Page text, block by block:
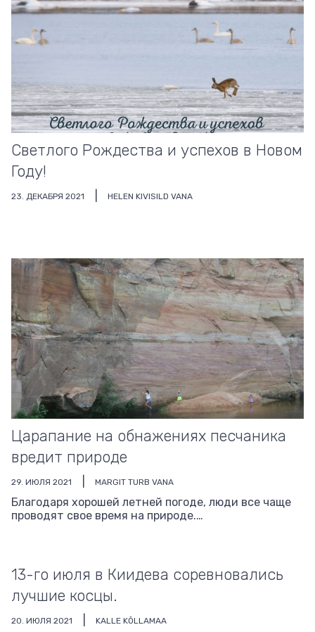
Cветлого Рождества и успехов в Новом
Году!
23. ДЕКАБРЯ 2021 HELEN KIVISILD VANA
Царапание на обнажениях песчаника
вредит природе
29. ИЮЛЯ 2021 MARGIT TURB VANA
Благодаря хорошей летней погоде, люди все чаще
проводят свое время на природе.…
13-го июля в Киидева соревновались
лучшие косцы.
20. ИЮЛЯ 2021 KALLE KÕLLAMAA